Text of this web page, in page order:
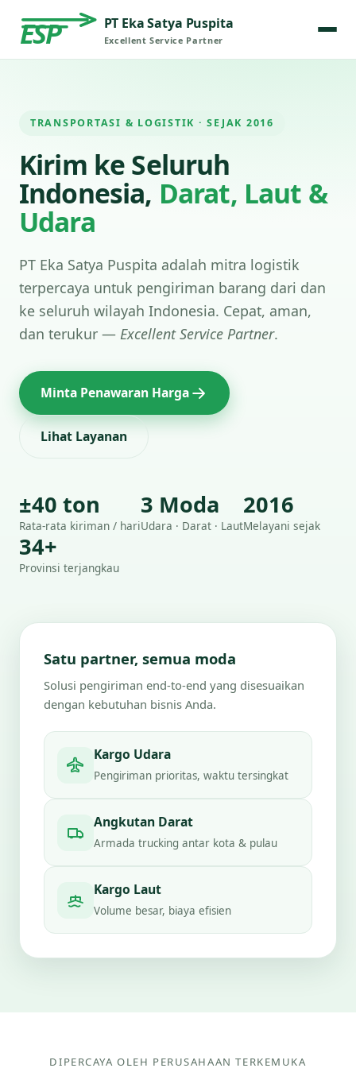
ESP PT Eka Satya Puspita
Excellent Service Partner
TRANSPORTASI & LOGISTIK · SEJAK 2016
Kirim ke Seluruh
Indonesia, Darat, Laut &
Udara
PT Eka Satya Puspita adalah mitra logistik
terpercaya untuk pengiriman barang dari dan
ke seluruh wilayah Indonesia. Cepat, aman,
dan terukur — Excellent Service Partner.
Minta Penawaran Harga
Lihat Layanan
±40 ton
Rata-rata kiriman / hari
3 Moda
Udara · Darat · Laut
2016
Melayani sejak
34+
Provinsi terjangkau
Satu partner, semua moda
Solusi pengiriman end-to-end yang disesuaikan
dengan kebutuhan bisnis Anda.
Kargo Udara
Pengiriman prioritas, waktu tersingkat
Angkutan Darat
Armada trucking antar kota & pulau
Kargo Laut
Volume besar, biaya efisien
DIPERCAYA OLEH PERUSAHAAN TERKEMUKA